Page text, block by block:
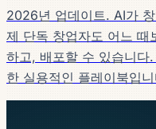
2026년 업데이트. AI가
제 단독 창업자도 어느 때
하고, 배포할 수 있습니다
한 실용적인 플레이북입